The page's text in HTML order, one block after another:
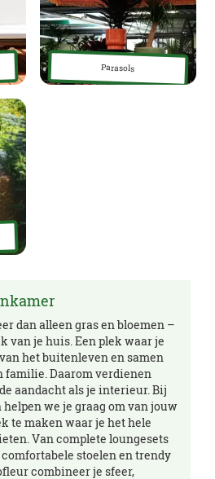
Parasols
dan alleen gras en bloemen –
van je huis. Een plek waar je
het buitenleven en samen
familie. Daarom verdienen
aandacht als je interieur. Bij
we je graag om van jouw
te maken waar je het hele
Van complete loungesets
stoelen en trendy
combineer je sfeer,